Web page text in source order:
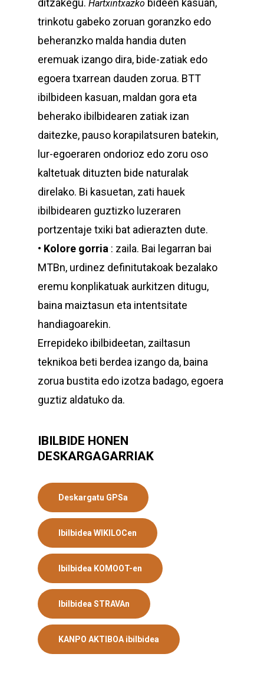
ditzakegu. Hartxintxazko bideen kasuan,
trinkotu gabeko zoruan goranzko edo
beheranzko malda handia duten
eremuak izango dira, bide-zatiak edo
egoera txarrean dauden zorua. BTT
ibilbideen kasuan, maldan gora eta
beherako ibilbidearen zatiak izan
daitezke, pauso korapilatsuren batekin,
lur-egoeraren ondorioz edo zoru oso
kaltetuak dituzten bide naturalak
direlako. Bi kasuetan, zati hauek
ibilbidearen guztizko luzeraren
portzentaje txiki bat adierazten dute.
• Kolore gorria : zaila. Bai legarran bai
MTBn, urdinez definitutakoak bezalako
eremu konplikatuak aurkitzen ditugu,
baina maiztasun eta intentsitate
handiagoarekin.
Errepideko ibilbideetan, zailtasun
teknikoa beti berdea izango da, baina
zorua bustita edo izotza badago, egoera
guztiz aldatuko da.
IBILBIDE HONEN
DESKARGAGARRIAK
Deskargatu GPSa
Ibilbidea WIKILOCen
Ibilbidea KOMOOT-en
Ibilbidea STRAVAn
KANPO AKTIBOA ibilbidea